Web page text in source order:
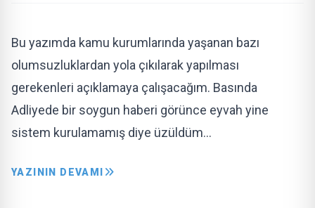
Bu yazımda kamu kurumlarında yaşanan bazı
olumsuzluklardan yola çıkılarak yapılması
gerekenleri açıklamaya çalışacağım. Basında
Adliyede bir soygun haberi görünce eyvah yine
sistem kurulamamış diye üzüldüm…
YAZININ DEVAMI